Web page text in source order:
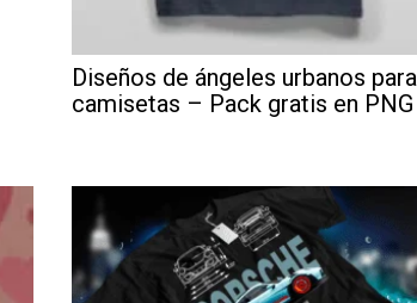
Diseños de ángeles urbanos para
camisetas – Pack gratis en PNG